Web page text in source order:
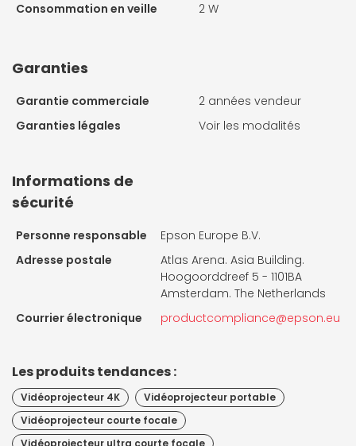
Consommation en veille
2 W
Garanties
Garantie commerciale
2 années vendeur
Garanties légales
Voir les modalités
Informations de
sécurité
Personne responsable
Epson Europe B.V.
Adresse postale
Atlas Arena. Asia Building.
Hoogoorddreef 5 - 1101BA
Amsterdam. The Netherlands
Courrier électronique
productcompliance@epson.eu
Les produits tendances :
Vidéoprojecteur 4K
Vidéoprojecteur portable
Vidéoprojecteur courte focale